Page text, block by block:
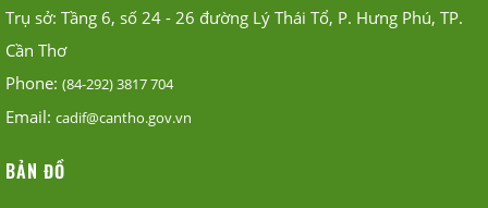
Trụ sở: Tầng 6, số 24 - 26 đường Lý Thái Tổ, P. Hưng Phú, TP.
Cần Thơ
Phone: (84-292) 3817 704
Email: cadif@cantho.gov.vn
BẢN ĐỒ